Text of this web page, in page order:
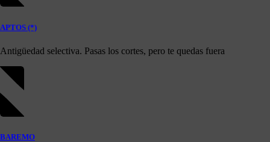
APTOS (*)
Antigüedad selectiva. Pasas los cortes, pero te quedas fuera
BAREMO